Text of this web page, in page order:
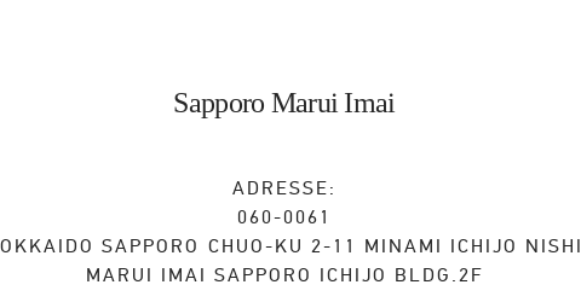
Sapporo Marui Imai
ADRESSE:
060-0061
SAPPORO CHUO-KU 2-11 MINAMI ICHIJO NISHI
MARUI IMAI SAPPORO ICHIJO BLDG.2F